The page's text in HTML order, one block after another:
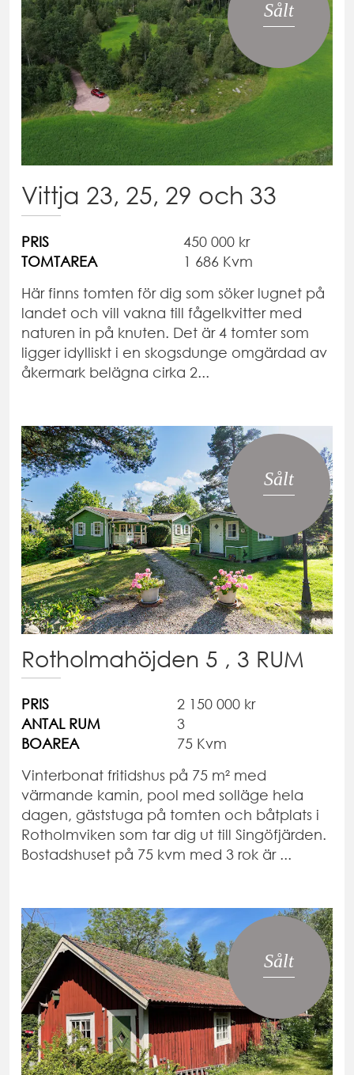
Sålt
Vittja 23, 25, 29 och 33
PRIS
450 000 kr
TOMTAREA
1 686 Kvm
Här finns tomten för dig som söker lugnet på
landet och vill vakna till fågelkvitter med
naturen in på knuten. Det är 4 tomter som
ligger idylliskt i en skogsdunge omgärdad av
åkermark belägna cirka 2...
Sålt
Rotholmahöjden 5 , 3 RUM
PRIS
2 150 000 kr
ANTAL RUM
3
BOAREA
75 Kvm
Vinterbonat fritidshus på 75 m² med
värmande kamin, pool med solläge hela
dagen, gäststuga på tomten och båtplats i
Rotholmviken som tar dig ut till Singöfjärden.
Bostadshuset på 75 kvm med 3 rok är ...
Sålt